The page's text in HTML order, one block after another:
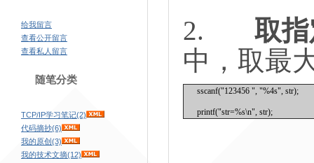
给我留言
查看公开留言
查看私人留言
随笔分类
TCP/IP学习笔记(2)
代码摘抄(6)
我的原创(3)
我的技术文摘(12)
2.
取
中，取最
sscanf("123456 ", "%4s", str);
printf("str=%s\n", str);